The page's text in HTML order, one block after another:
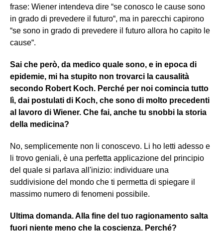
frase: Wiener intendeva dire “se conosco le cause sono
in grado di prevedere il futuro“, ma in parecchi capirono
“se sono in grado di prevedere il futuro allora ho capito le
cause“.
Sai che però, da medico quale sono, e in epoca di
epidemie, mi ha stupito non trovarci la causalità
secondo Robert Koch. Perché per noi comincia tutto
lì, dai postulati di Koch, che sono di molto precedenti
al lavoro di Wiener. Che fai, anche tu snobbi la storia
della medicina?
No, semplicemente non li conoscevo. Li ho letti adesso e
li trovo geniali, è una perfetta applicazione del principio
del quale si parlava all'inizio: individuare una
suddivisione del mondo che ti permetta di spiegare il
massimo numero di fenomeni possibile.
Ultima domanda. Alla fine del tuo ragionamento salta
fuori niente meno che la coscienza. Perché?